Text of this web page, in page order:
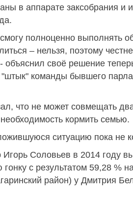
в аппарате заксобрания и
полноценно выполнять
– нельзя, поэтому
объяснил своё решение
команды бывшего
что не может совмещать
кормить семью.
ситуацию пока не
Соловьев в 2014 году
с результатом 59,28 %
район) у Дмитрия